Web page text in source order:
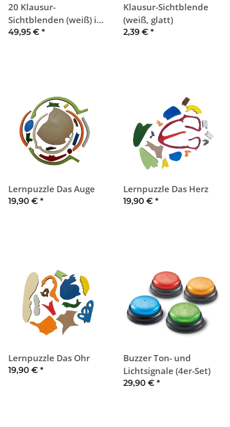
20 Klausur-
Sichtblenden (weiß) in
Tragetasche
49,95 € *
Klausur-Sichtblende
(weiß, glatt)
2,39 € *
Lernpuzzle Das Auge
19,90 € *
Lernpuzzle Das Herz
19,90 € *
Lernpuzzle Das Ohr
19,90 € *
Buzzer Ton- und
Lichtsignale (4er-Set)
29,90 € *